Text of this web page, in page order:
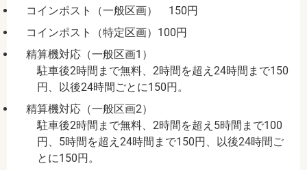
コインポスト（一般区画） 150円
コインポスト（特定区画）100円
精算機対応（一般区画1）
駐車後2時間まで無料、2時間を超え24時間まで150
円、以後24時間ごとに150円。
精算機対応（一般区画2）
駐車後2時間まで無料、2時間を超え5時間まで100
円、5時間を超え24時間まで150円、以後24時間ご
とに150円。